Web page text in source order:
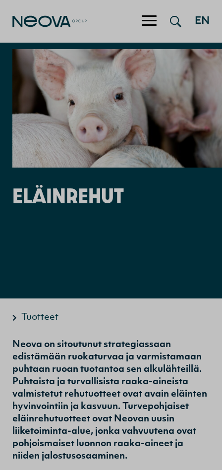
Hyppää sisältöön EN
ELÄINREHUT
Tuotteet
Neova on sitoutunut strategiassaan
edistämään ruokaturvaa ja varmistamaan
puhtaan ruoan tuotantoa sen alkulähteillä.
Puhtaista ja turvallisista raaka-aineista
valmistetut rehutuotteet ovat avain eläinten
hyvinvointiin ja kasvuun. Turvepohjaiset
eläinrehutuotteet ovat Neovan uusin
liiketoiminta-alue, jonka vahvuutena ovat
pohjoismaiset luonnon raaka-aineet ja
niiden jalostusosaaminen.